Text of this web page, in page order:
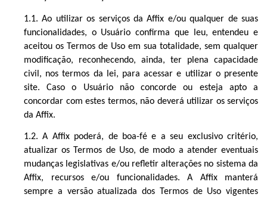
1.1. Ao utilizar os serviços da Affix e/ou qualquer de suas
funcionalidades, o Usuário confirma que leu, entendeu e
aceitou os Termos de Uso em sua totalidade, sem qualquer
modificação, reconhecendo, ainda, ter plena capacidade
civil, nos termos da lei, para acessar e utilizar o presente
site. Caso o Usuário não concorde ou esteja apto a
concordar com estes termos, não deverá utilizar os serviços
da Affix.
1.2. A Affix poderá, de boa-fé e a seu exclusivo critério,
atualizar os Termos de Uso, de modo a atender eventuais
mudanças legislativas e/ou refletir alterações no sistema da
Affix, recursos e/ou funcionalidades. A Affix manterá
sempre a versão atualizada dos Termos de Uso vigentes